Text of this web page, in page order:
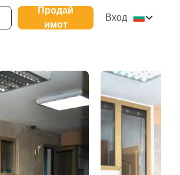
Продай
имот
Вход